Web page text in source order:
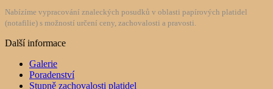
Nabízíme vypracování znaleckých posudků v oblasti papírových platidel
(notafilie) s možností určení ceny, zachovalosti a pravosti.
Další informace
Galerie
Poradenství
Stupně zachovalosti platidel